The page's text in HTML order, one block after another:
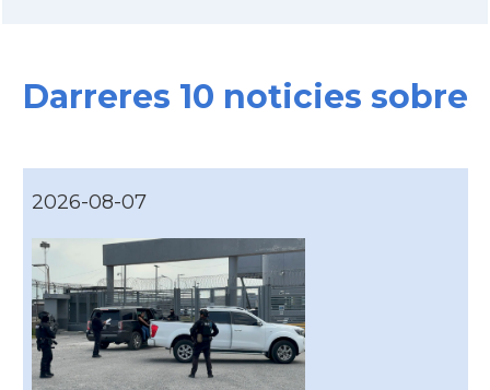
Darreres 10 noticies sobre
2026-08-07